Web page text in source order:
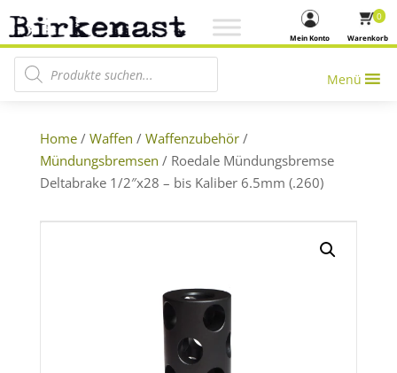
Warenkorb
0
Mein Konto
Products search
Menü
Home/ Waffen / Waffenzubehör/
Mündungsbremsen / Roedale Mündungsbremse
Deltabrake 1/2″x28 – bis Kaliber 6.5mm (.260)